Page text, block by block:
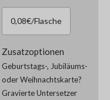
0,08€/Flasche
Zusatzoptionen
Geburtstags-, Jubiläums-
oder Weihnachtskarte?
Gravierte Untersetzer